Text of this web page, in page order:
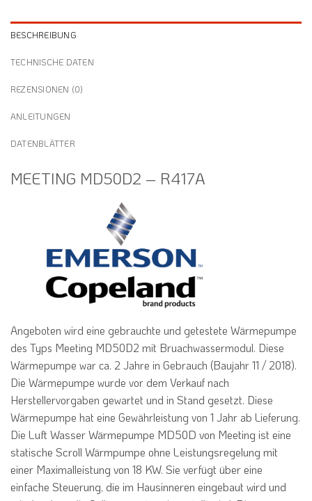
BESCHREIBUNG
TECHNISCHE DATEN
REZENSIONEN (0)
ANLEITUNGEN
DATENBLÄTTER
MEETING MD50D2 – R417A
Angeboten wird eine gebrauchte und getestete Wärmepumpe
des Typs Meeting MD50D2 mit Bruachwassermodul. Diese
Wärmepumpe war ca. 2 Jahre in Gebrauch (Baujahr 11 / 2018).
Die Wärmepumpe wurde vor dem Verkauf nach
Herstellervorgaben gewartet und in Stand gesetzt. Diese
Wärmepumpe hat eine Gewährleistung von 1 Jahr ab Lieferung.
Die Luft Wasser Wärmepumpe MD50D von Meeting ist eine
statische Scroll Wärmpumpe ohne Leistungsregelung mit
einer Maximalleistung von 18 KW. Sie verfügt über eine
einfache Steuerung, die im Hausinneren eingebaut wird und